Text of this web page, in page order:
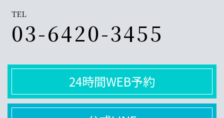
TEL
03-6420-3455
24時間WEB予約